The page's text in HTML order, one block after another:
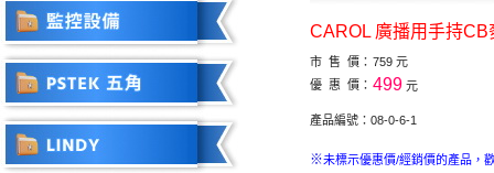
CAROL 廣播用手持
市 售 價： 759 元
優 惠 價： 499 元
產品編號：08-0-6-1
※未標示優惠價/經銷價的產品，